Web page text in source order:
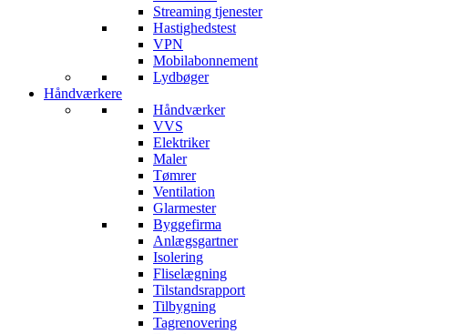
Streaming tjenester
Hastighedstest
VPN
Mobilabonnement
Lydbøger
Håndværkere
Håndværker
VVS
Elektriker
Maler
Tømrer
Ventilation
Glarmester
Byggefirma
Anlægsgartner
Isolering
Fliselægning
Tilstandsrapport
Tilbygning
Tagrenovering